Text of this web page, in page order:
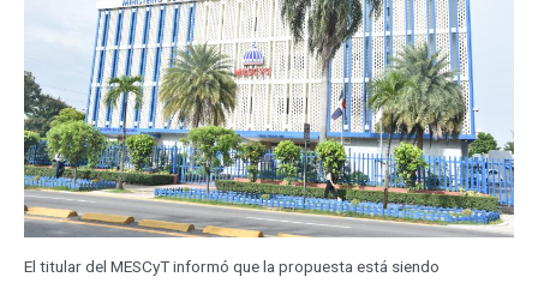
El titular del MESCyT informó que la propuesta está siendo